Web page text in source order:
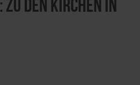
den Kirchen in